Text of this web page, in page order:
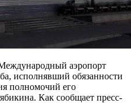
аэропорт
исполнявший обязанности
полномочий его
Как сообщает пресс-